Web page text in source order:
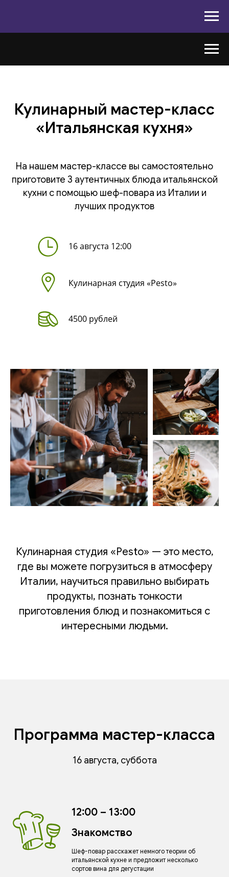
Кулинарный мастер-класс
«Итальянская кухня»
На нашем мастер-классе вы самостоятельно
приготовите 3 аутентичных блюда итальянской
кухни с помощью шеф-повара из Италии и
лучших продуктов
16 августа 12:00
Кулинарная студия «Pesto»
4500 рублей
Кулинарная студия «Pesto» — это место,
где вы можете погрузиться в атмосферу
Италии, научиться правильно выбирать
продукты, познать тонкости
приготовления блюд и познакомиться с
интересными людьми.
Программа мастер-класса
16 августа, суббота
12:00 – 13:00
Знакомство
Шеф-повар расскажет немного теории об
итальянской кухне и предложит несколько
сортов вина для дегустации